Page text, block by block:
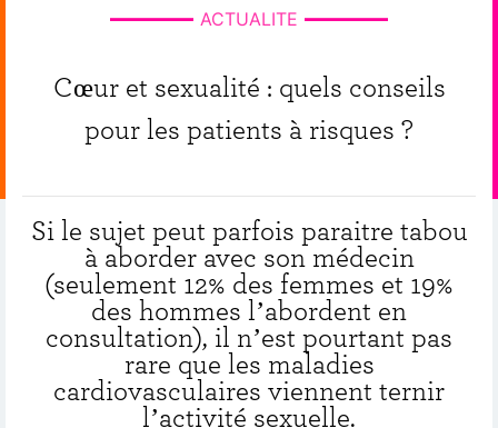
ACTUALITE
Cœur et sexualité : quels conseils
pour les patients à risques ?
Si le sujet peut parfois paraitre tabou
à aborder avec son médecin
(seulement 12% des femmes et 19%
des hommes l’abordent en
consultation), il n’est pourtant pas
rare que les maladies
cardiovasculaires viennent ternir
l’activité sexuelle.